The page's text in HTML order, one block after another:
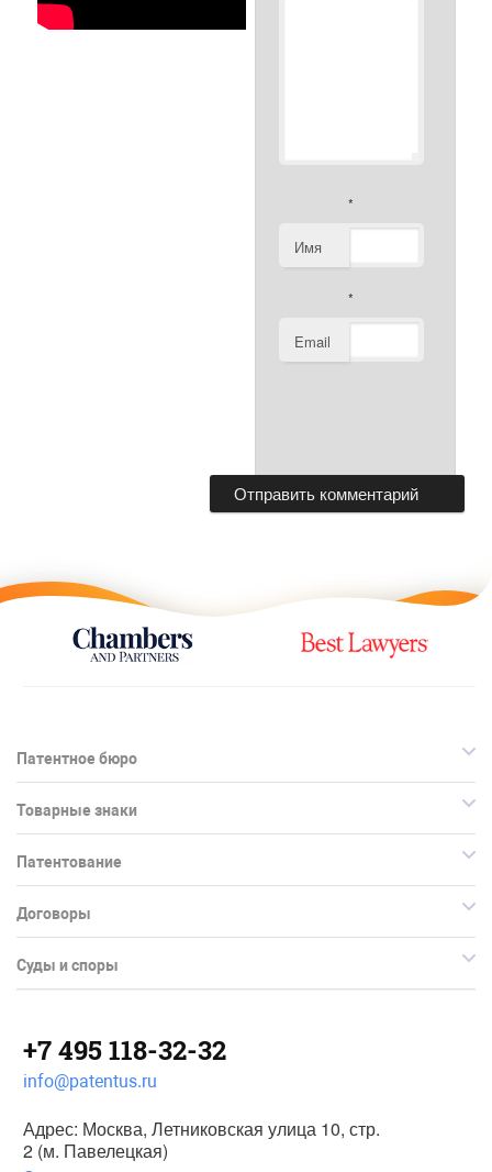
Имя
*
Email
*
Патентное бюро
Товарные знаки
Патентование
Договоры
Суды и споры
+7 495 118-32-32
info@patentus.ru
Адрес: Москва, Летниковская улица 10, стр.
2 (м. Павелецкая)